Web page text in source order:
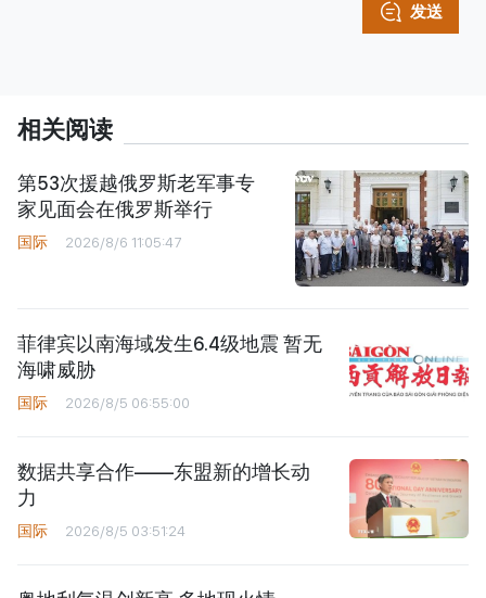
发送
相关阅读
第53次援越俄罗斯老军事专
家见面会在俄罗斯举行
国际 2026/8/6 11:05:47
菲律宾以南海域发生6.4级地震 暂无
海啸威胁
国际 2026/8/5 06:55:00
数据共享合作——东盟新的增长动
力
国际 2026/8/5 03:51:24